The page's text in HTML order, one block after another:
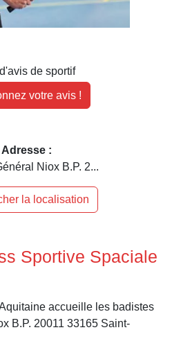
de sportif
votre avis !
Adresse :
Niox B.P. 2...
la localisation
Sportive Spaciale
accueille les badistes
B.P. 20011 33165 Saint-